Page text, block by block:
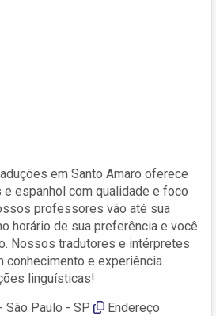
em Santo Amaro oferece
espanhol com qualidade e foco
professores vão até sua
horário de sua preferência e você
Nossos tradutores e intérpretes
e experiência.
linguísticas!
São Paulo - SP
Endereço